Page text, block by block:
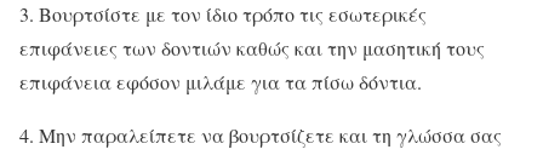
3. Βουρτσίστε με τον ίδιο τρόπο τις εσωτερικές
επιφάνειες των δοντιών καθώς και την μασητική τους
επιφάνεια εφόσον μιλάμε για τα πίσω δόντια.
4. Μην παραλείπετε να βουρτσίζετε και τη γλώσσα σας